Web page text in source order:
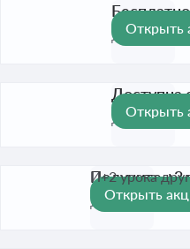
До 31 дек.
Открыть
Доступна
До 31 авг.
Открыть
Получите +3
До 31 авг. 2026
И+2 урока
Открыть